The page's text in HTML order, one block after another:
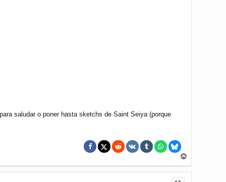
saludar o poner hasta sketchs de Saint Seiya (porque
r
r